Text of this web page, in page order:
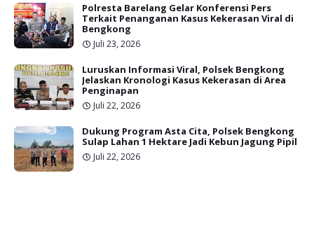
Polresta Barelang Gelar Konferensi Pers
Terkait Penanganan Kasus Kekerasan Viral di
Bengkong
Juli 23, 2026
Luruskan Informasi Viral, Polsek Bengkong
Jelaskan Kronologi Kasus Kekerasan di Area
Penginapan
Juli 22, 2026
Dukung Program Asta Cita, Polsek Bengkong
Sulap Lahan 1 Hektare Jadi Kebun Jagung Pipil
Juli 22, 2026